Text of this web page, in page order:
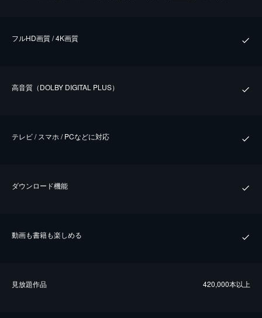
フルHD画質 / 4K画質
⾼⾳質（DOLBY DIGITAL PLUS）
テレビ / スマホ / PCなどに対応
ダウンロード機能
動画も書籍も楽しめる
⾒放題作品 420,000本以上